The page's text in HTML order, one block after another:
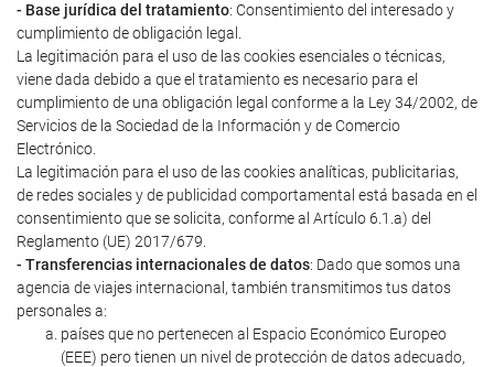
- Base jurídica del tratamiento: Consentimiento del interesado y
cumplimiento de obligación legal.
La legitimación para el uso de las cookies esenciales o técnicas,
viene dada debido a que el tratamiento es necesario para el
cumplimiento de una obligación legal conforme a la Ley 34/2002, de
Servicios de la Sociedad de la Información y de Comercio
Electrónico.
La legitimación para el uso de las cookies analíticas, publicitarias,
de redes sociales y de publicidad comportamental está basada en el
consentimiento que se solicita, conforme al Artículo 6.1.a) del
Reglamento (UE) 2017/679.
- Transferencias internacionales de datos: Dado que somos una
agencia de viajes internacional, también transmitimos tus datos
personales a:
países que no pertenecen al Espacio Económico Europeo
(EEE) pero tienen un nivel de protección de datos adecuado,